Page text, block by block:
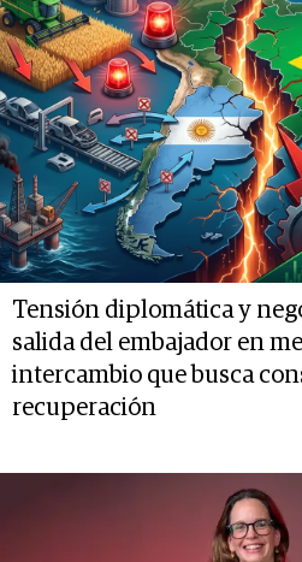
Tensión diplomática y
salida del embajador en
intercambio que busca
recuperación